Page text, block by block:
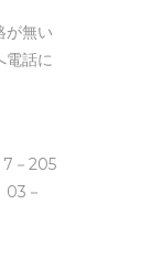
が無い
電話に
－205
－